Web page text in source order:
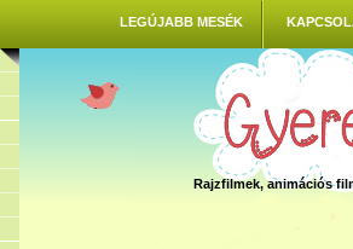
LEGÚJABB MESÉK
Rajzfilmek, animációs